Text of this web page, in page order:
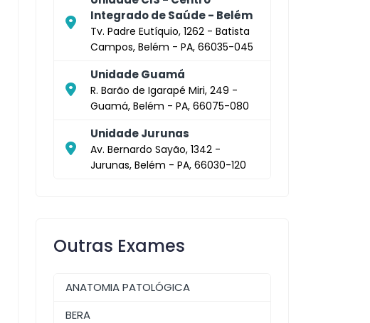
Integrado de Saúde - Belém
Tv. Padre Eutíquio, 1262 - Batista
Campos, Belém - PA, 66035-045
Unidade Guamá
R. Barão de Igarapé Miri, 249 -
Guamá, Belém - PA, 66075-080
Unidade Jurunas
Av. Bernardo Sayão, 1342 -
Jurunas, Belém - PA, 66030-120
Outras Exames
ANATOMIA PATOLÓGICA
BERA